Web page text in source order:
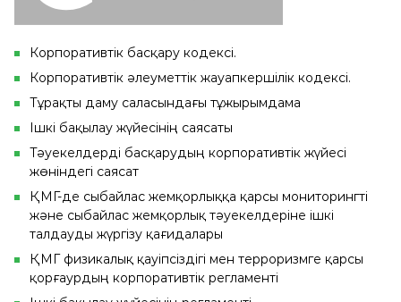
Корпоративтік басқару кодексі.
Корпоративтік әлеуметтік жауапкершілік кодексі.
Тұрақты даму саласындағы тұжырымдама
Ішкі бақылау жүйесінің саясаты
Тәуекелдерді басқарудың корпоративтік жүйесі
жөніндегі саясат
ҚМГ-де сыбайлас жемқорлыққа қарсы мониторингті
және сыбайлас жемқорлық тәуекелдеріне ішкі
талдауды жүргізу қағидалары
ҚМГ физикалық қауіпсіздігі мен терроризмге қарсы
қорғаурдың корпоративтік регламенті